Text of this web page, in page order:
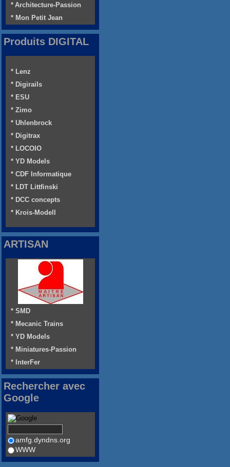
* Architecture-Passion
* Mon Petit Jean
Produits DIGITAL
* Lenz
* Digirails
* ESU
* Zimo
* Uhlenbrock
* Digitrax
* LOCOIO
* YD Models
* CDF Informatique
* LDT Littfinski
* DCC concepts
* Krois-Modell
ARTISAN
* SMD
* Mecanic Trains
* YD Models
* Miniatures-Passion
* InterFer
Rechercher avec
Google
amfg.dyndns.org
WWW